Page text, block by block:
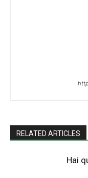
RELATED ARTICLES
Hai